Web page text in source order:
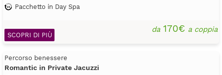
Pacchetto in Day Spa
da170€ a coppia
SCOPRI DI PIÙ
Percorso benessere
Romantic in Private Jacuzzi